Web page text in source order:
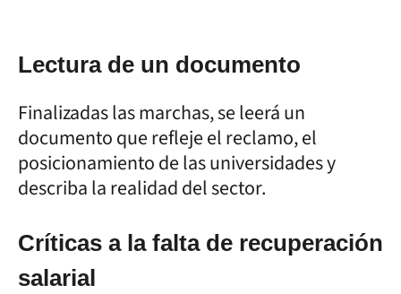
Lectura de un documento
Finalizadas las marchas, se leerá un
documento que refleje el reclamo, el
posicionamiento de las universidades y
describa la realidad del sector.
Críticas a la falta de recuperación
salarial